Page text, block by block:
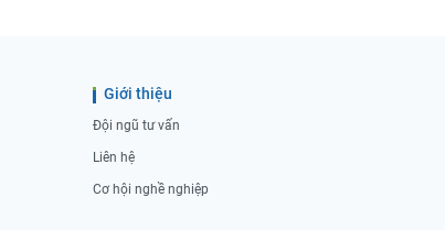
Giới thiệu
Đội ngũ tư vấn
Liên hệ
Cơ hội nghề nghiệp